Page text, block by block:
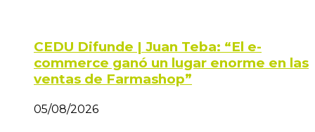
CEDU Difunde | Juan Teba: “El e-
commerce ganó un lugar enorme en las
ventas de Farmashop”
05/08/2026